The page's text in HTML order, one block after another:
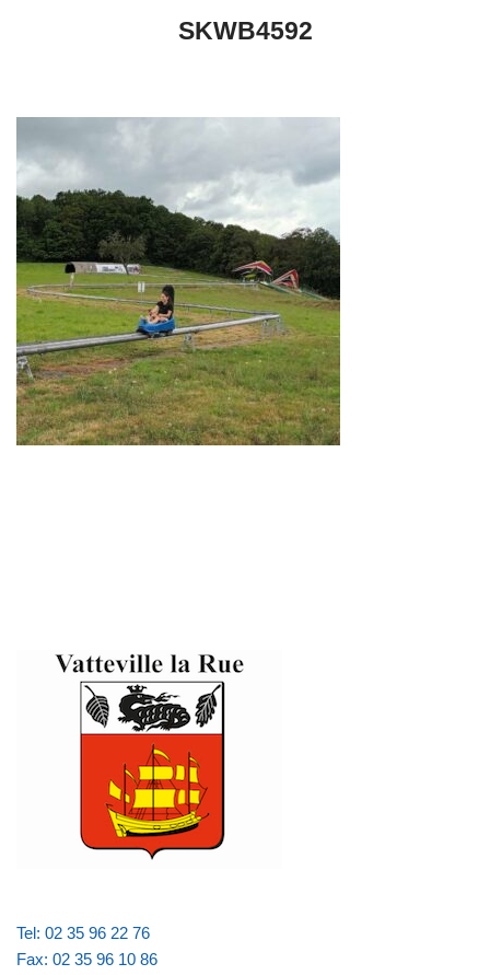
SKWB4592
Tel: 02 35 96 22 76
Fax: 02 35 96 10 86